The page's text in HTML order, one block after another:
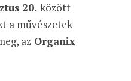
20. között
a művészetek
az Organix